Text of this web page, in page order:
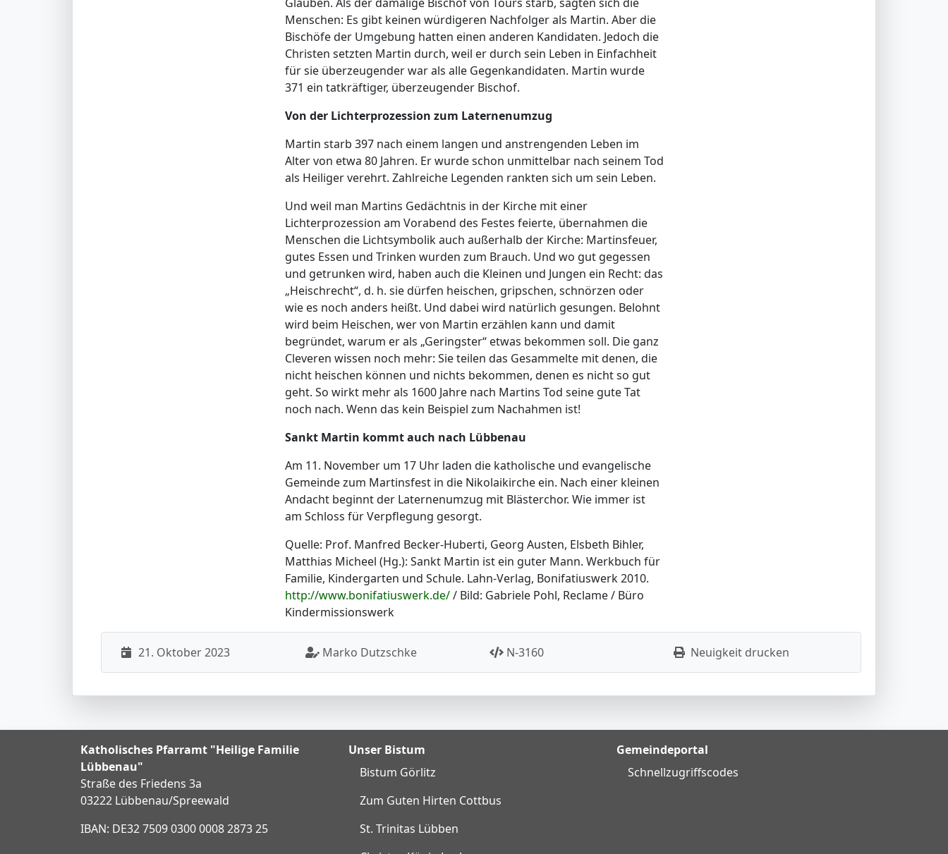
Menschen: Es gibt keinen würdigeren Nachfolger als Martin. Aber die
Bischöfe der Umgebung hatten einen anderen Kandidaten. Jedoch die
Christen setzten Martin durch, weil er durch sein Leben in Einfachheit
für sie überzeugender war als alle Gegenkandidaten. Martin wurde
371 ein tatkräftiger, überzeugender Bischof.
Von der Lichterprozession zum Laternenumzug
Martin starb 397 nach einem langen und anstrengenden Leben im
Alter von etwa 80 Jahren. Er wurde schon unmittelbar nach seinem Tod
als Heiliger verehrt. Zahlreiche Legenden rankten sich um sein Leben.
Und weil man Martins Gedächtnis in der Kirche mit einer
Lichterprozession am Vorabend des Festes feierte, übernahmen die
Menschen die Lichtsymbolik auch außerhalb der Kirche: Martinsfeuer,
gutes Essen und Trinken wurden zum Brauch. Und wo gut gegessen
und getrunken wird, haben auch die Kleinen und Jungen ein Recht: das
„Heischrecht“, d. h. sie dürfen heischen, gripschen, schnörzen oder
wie es noch anders heißt. Und dabei wird natürlich gesungen. Belohnt
wird beim Heischen, wer von Martin erzählen kann und damit
begründet, warum er als „Geringster“ etwas bekommen soll. Die ganz
Cleveren wissen noch mehr: Sie teilen das Gesammelte mit denen, die
nicht heischen können und nichts bekommen, denen es nicht so gut
geht. So wirkt mehr als 1600 Jahre nach Martins Tod seine gute Tat
noch nach. Wenn das kein Beispiel zum Nachahmen ist!
Sankt Martin kommt auch nach Lübbenau
Am 11. November um 17 Uhr laden die katholische und evangelische
Gemeinde zum Martinsfest in die Nikolaikirche ein. Nach einer kleinen
Andacht beginnt der Laternenumzug mit Blästerchor. Wie immer ist
am Schloss für Verpflegung gesorgt.
Quelle: Prof. Manfred Becker-Huberti, Georg Austen, Elsbeth Bihler,
Matthias Micheel (Hg.): Sankt Martin ist ein guter Mann. Werkbuch für
Familie, Kindergarten und Schule. Lahn-Verlag, Bonifatiuswerk 2010.
http://www.bonifatiuswerk.de// Bild: Gabriele Pohl, Reclame / Büro
Kindermissionswerk
21. Oktober 2023 Marko Dutzschke N-3160 Neuigkeit drucken
Katholisches Pfarramt "Heilige Familie
Lübbenau"
Straße des Friedens 3a
03222 Lübbenau/Spreewald
IBAN: DE32 7509 0300 0008 2873 25
Unser Bistum
Bistum Görlitz
Zum Guten Hirten Cottbus
St. Trinitas Lübben
Gemeindeportal
Schnellzugriffscodes